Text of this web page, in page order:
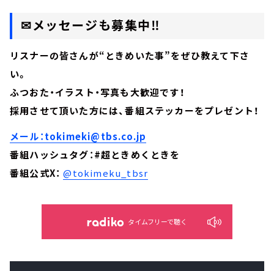
✉メッセージも募集中‼
リスナーの皆さんが“ときめいた事”をぜひ教えて下さ
い。
ふつおた・イラスト・写真も大歓迎です！
採用させて頂いた方には、番組ステッカーをプレゼント！
メール：tokimeki@tbs.co.jp
番組ハッシュタグ：#超ときめくときを
番組公式X：@tokimeku_tbsr
タイムフリーで聴く